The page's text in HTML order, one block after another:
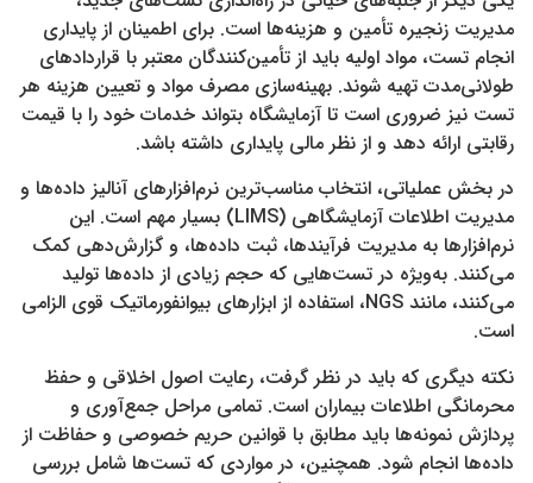
مدیریت زنجیره تأمین و هزینه‌ها است. برای اطمینان از پایداری
انجام تست، مواد اولیه باید از تأمین‌کنندگان معتبر با قراردادهای
طولانی‌مدت تهیه شوند. بهینه‌سازی مصرف مواد و تعیین هزینه هر
تست نیز ضروری است تا آزمایشگاه بتواند خدمات خود را با قیمت
رقابتی ارائه دهد و از نظر مالی پایداری داشته باشد.
در بخش عملیاتی، انتخاب مناسب‌ترین نرم‌افزارهای آنالیز داده‌ها و
مدیریت اطلاعات آزمایشگاهی (LIMS) بسیار مهم است. این
نرم‌افزارها به مدیریت فرآیندها، ثبت داده‌ها، و گزارش‌دهی کمک
می‌کنند. به‌ویژه در تست‌هایی که حجم زیادی از داده‌ها تولید
می‌کنند، مانند NGS، استفاده از ابزارهای بیوانفورماتیک قوی الزامی
است.
نکته دیگری که باید در نظر گرفت، رعایت اصول اخلاقی و حفظ
محرمانگی اطلاعات بیماران است. تمامی مراحل جمع‌آوری و
پردازش نمونه‌ها باید مطابق با قوانین حریم خصوصی و حفاظت از
داده‌ها انجام شود. همچنین، در مواردی که تست‌ها شامل بررسی